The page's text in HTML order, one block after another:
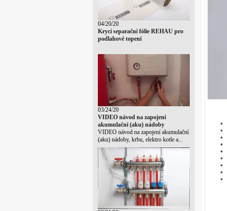
04/20/20
Krycí separační fólie REHAU pro
podlahové topení
03/24/20
VIDEO návod na zapojení
akumulační (aku) nádoby
VIDEO návod na zapojení akumulační
(aku) nádoby, krbu, elektro kotle a...